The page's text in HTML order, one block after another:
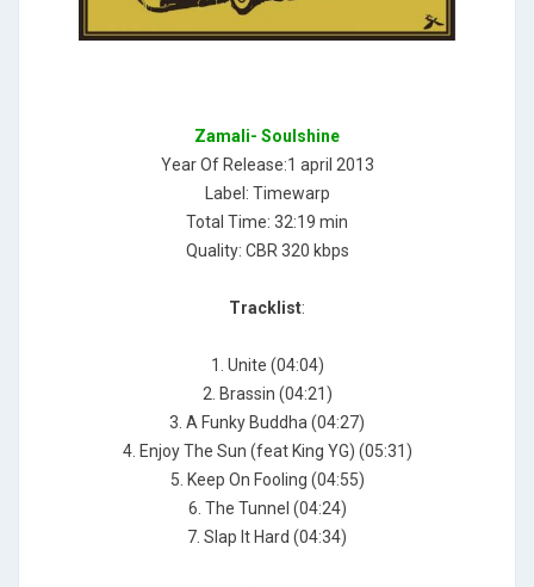
Zamali- Soulshine
Year Of Release:1 april 2013
Label: Timewarp
Total Time: 32:19 min
Quality: CBR 320 kbps
Tracklist:
1. Unite (04:04)
2. Brassin (04:21)
3. A Funky Buddha (04:27)
4. Enjoy The Sun (feat King YG) (05:31)
5. Keep On Fooling (04:55)
6. The Tunnel (04:24)
7. Slap It Hard (04:34)